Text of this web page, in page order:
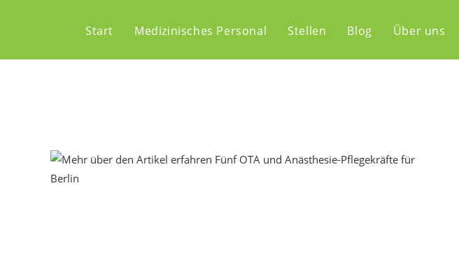
Start Medizinisches Personal Stellen Blog Über uns